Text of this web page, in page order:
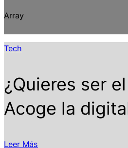
Array
Tech
¿Quieres ser el
Acoge la
Leer Más